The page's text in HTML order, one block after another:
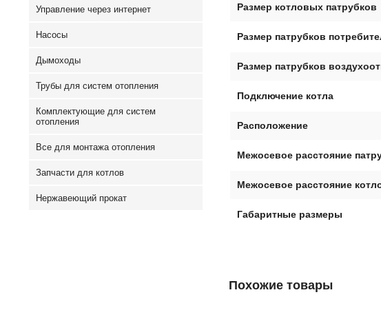
Размер котловых патрубков
Размер патрубков
Размер патрубков
Подключение котла
Расположение
Межосевое расстояние
Межосевое расстояние
Габаритные размеры
Похожие товары
Управление через интернет
Насосы
Дымоходы
Трубы для систем отопления
Комплектующие для систем
отопления
Все для монтажа отопления
Запчасти для котлов
Нержавеющий прокат